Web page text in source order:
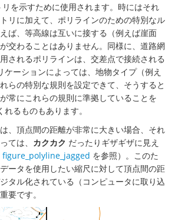
を示すために使用されます。時にはそれ
リに加えて、ポリラインのための特別なル
ば、等高線は互いに接する（例えば崖面
交わることはありません。同様に、道路網
されるポリラインは、交差点で接続される
ケーションによっては、地物タイプ（例え
らの特別な規則を設定できて、そうすると
常にこれらの規則に準拠していることを
るものもあります。
、頂点間の距離が非常に大きい場合、それ
ては、 カクカク だったりギザギザに見え
figure_polyline_jagged を参照）。このた
ータを使用したい縮尺に対して頂点間の距
タル化されている（コンピュータに取り込
要です。